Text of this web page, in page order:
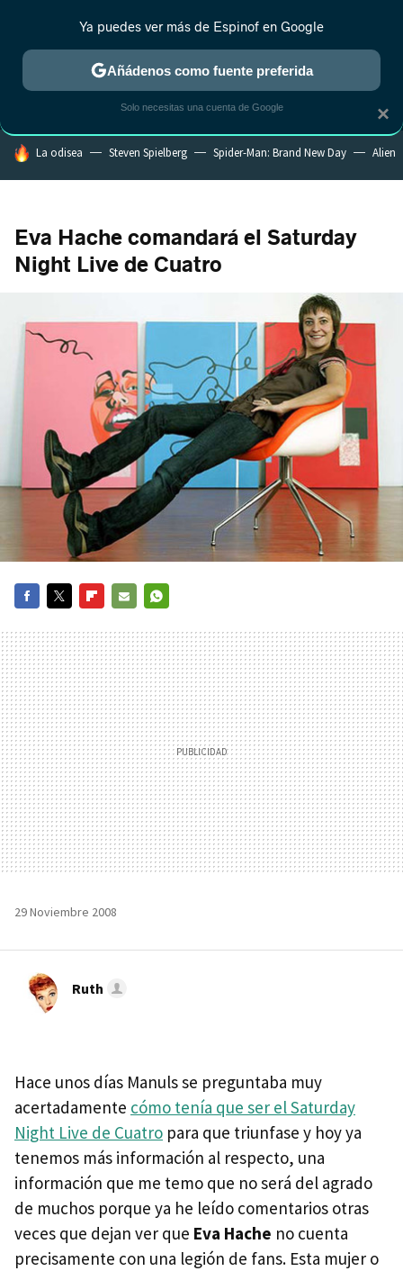
MENÚ NUEVO
ESTRENOS REALITY ANIME RANKINGS CINE
HOY SE HABLA DE
La odisea Steven Spielberg Spider-Man: Brand New Day Alien
Eva Hache comandará el Saturday
Night Live de Cuatro
MAIL
29 Noviembre 2008
Ruth
Hace unos días Manuls se preguntaba muy
acertadamente cómo tenía que ser el Saturday
Night Live de Cuatro para que triunfase y hoy ya
tenemos más información al respecto, una
información que me temo que no será del agrado
de muchos porque ya he leído comentarios otras
veces que dejan ver que Eva Hache no cuenta
precisamente con una legión de fans. Esta mujer o
×
Ya puedes ver más de Espinof en Google
Añádenos como fuente preferida
Solo necesitas una cuenta de Google